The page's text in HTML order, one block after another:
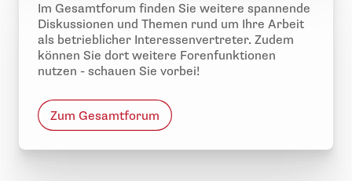
Im Gesamtforum finden Sie weitere spannende
Diskussionen und Themen rund um Ihre Arbeit
als betrieblicher Interessenvertreter. Zudem
können Sie dort weitere Forenfunktionen
nutzen - schauen Sie vorbei!
Zum Gesamtforum